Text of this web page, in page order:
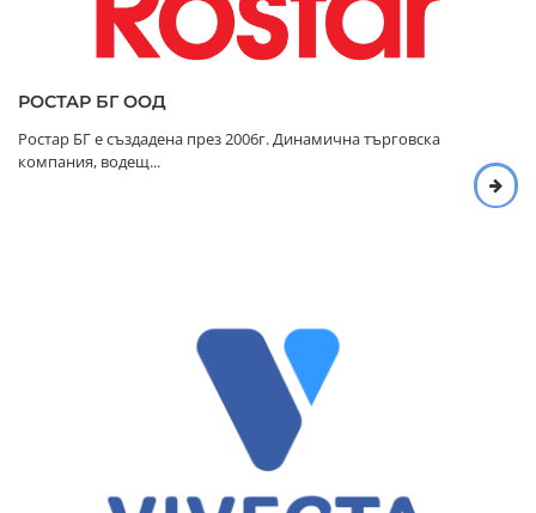
РОСТАР БГ ООД
Ростар БГ е създадена през 2006г. Динамична търговска
компания, водещ...